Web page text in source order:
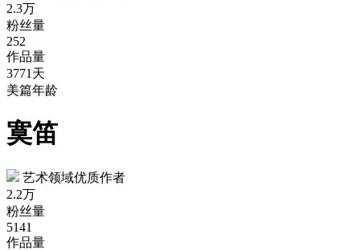
2.3万
粉丝量
252
作品量
3771天
美篇年龄
寞笛
艺术领域优质作者
2.2万
粉丝量
5141
作品量